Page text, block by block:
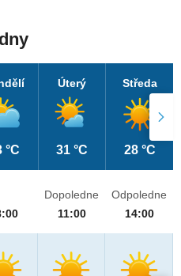
°C
Úterý
31 °C
Středa
28 °C
Dopoledne
11:00
Odpoledne
14:00